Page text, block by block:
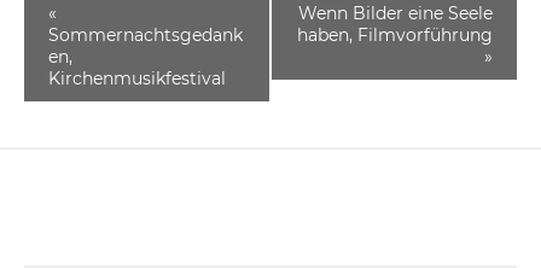
«
Sommernachtsgedank
en,
Kirchenmusikfestival
Wenn Bilder eine Seele
haben, Filmvorführung
»